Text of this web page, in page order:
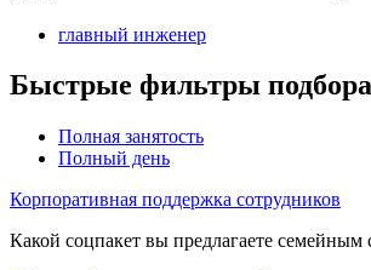
главный инженер
Быстрые фильтры
Полная занятость
Полный день
Корпоративная поддержка сотрудников
Какой соцпакет вы предлагаете семейным